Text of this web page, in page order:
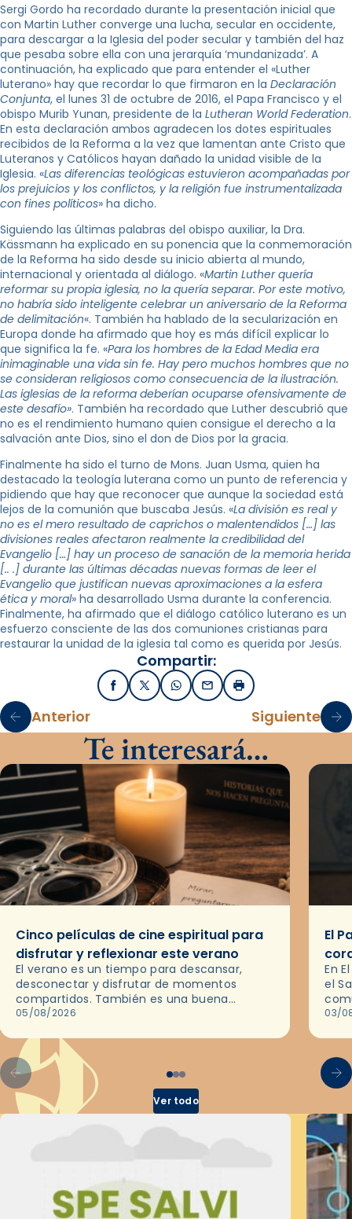
Sergi Gordo ha recordado durante la presentación inicial que
con Martin Luther converge una lucha, secular en occidente,
para descargar a la Iglesia del poder secular y también del haz
que pesaba sobre ella con una jerarquía ‘mundanizada’. A
continuación, ha explicado que para entender el «Luther
luterano» hay que recordar lo que firmaron en la Declaración
Conjunta, el lunes 31 de octubre de 2016, el Papa Francisco y el
obispo Murib Yunan, presidente de la Lutheran World Federation.
En esta declaración ambos agradecen los dotes espirituales
recibidos de la Reforma a la vez que lamentan ante Cristo que
Luteranos y Católicos hayan dañado la unidad visible de la
Iglesia. «Las diferencias teológicas estuvieron acompañadas por
los prejuicios y los conflictos, y la religión fue instrumentalizada
con fines políticos» ha dicho.
Siguiendo las últimas palabras del obispo auxiliar, la Dra.
Kässmann ha explicado en su ponencia que la conmemoración
de la Reforma ha sido desde su inicio abierta al mundo,
internacional y orientada al diálogo. «Martin Luther quería
reformar su propia iglesia, no la quería separar. Por este motivo,
no habría sido inteligente celebrar un aniversario de la Reforma
de delimitación«. También ha hablado de la secularización en
Europa donde ha afirmado que hoy es más difícil explicar lo
que significa la fe. «Para los hombres de la Edad Media era
inimaginable una vida sin fe. Hay pero muchos hombres que no
se consideran religiosos como consecuencia de la ilustración.
Las iglesias de la reforma deberían ocuparse ofensivamente de
este desafío». También ha recordado que Luther descubrió que
no es el rendimiento humano quien consigue el derecho a la
salvación ante Dios, sino el don de Dios por la gracia.
Finalmente ha sido el turno de Mons. Juan Usma, quien ha
destacado la teología luterana como un punto de referencia y
pidiendo que hay que reconocer que aunque la sociedad está
lejos de la comunión que buscaba Jesús. «La división es real y
no es el mero resultado de caprichos o malentendidos […] las
divisiones reales afectaron realmente la credibilidad del
Evangelio […] hay un proceso de sanación de la memoria herida
[.. .] durante las últimas décadas nuevas formas de leer el
Evangelio que justifican nuevas aproximaciones a la esfera
ética y moral» ha desarrollado Usma durante la conferencia.
Finalmente, ha afirmado que el diálogo católico luterano es un
esfuerzo consciente de las dos comuniones cristianas para
restaurar la unidad de la iglesia tal como es querida por Jesús.
Compartir:
FacebookX / TwitterWhatsApp
EmailImprimir
Anterior Siguiente
Te interesará…
Cinco películas de cine espiritual para
disfrutar y reflexionar este verano
El verano es un tiempo para descansar,
desconectar y disfrutar de momentos
compartidos. También es una buena
ocasión para dejarse llevar por una buena
sobre…
05/08/2026
El
En
el
del
03/
Ver todo